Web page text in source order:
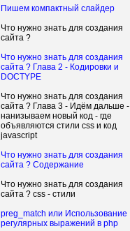
Пишем компактный слайдер
Что нужно знать для создания
сайта ?
Что нужно знать для создания
сайта ? Глава 2 - Кодировки и
DOCTYPE
Что нужно знать для создания
сайта ? Глава 3 - Идём дальше -
нанизываем новый код - где
объявляются стили css и код
javascript
Что нужно знать для создания
сайта ? Содержание
Что нужно знать для создания
сайта ? css - стили
preg_match или Использование
регулярных выражений в php